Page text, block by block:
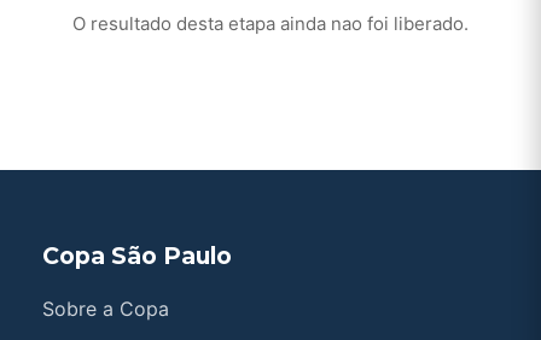
O resultado desta etapa ainda nao foi liberado.
Copa São Paulo
Sobre a Copa